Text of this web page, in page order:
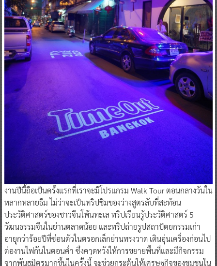
งานปีนี้ถือเป็นครั้งแรกที่เราจะมีโปรแกรม Walk Tour ตอนกลางวันใน
หลากหลายธีม ไม่ว่าจะเป็นทริปชิมของว่างสูตรลับที่สะท้อน
ประวัติศาสตร์ของชาวจีนโพ้นทะเล ทริปเรียนรู้ประวัติศาสตร์ 5
วัฒนธรรมจีนในย่านตลาดน้อย และทริปถ่ายรูปสถาปัตยกรรมเก่า
อายุกว่าร้อยปีที่ซ่อนตัวในตรอกเล็กย่านทรงวาด เดินอุ่นเครื่องก่อนไป